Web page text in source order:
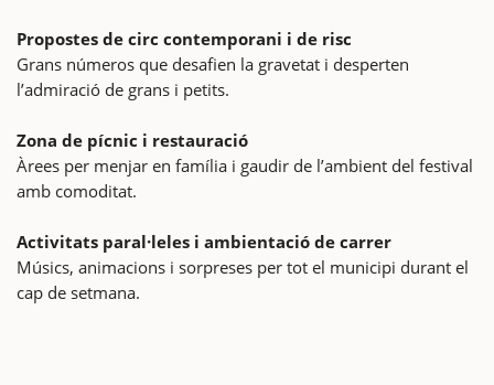
Propostes de circ contemporani i de risc
Grans números que desafien la gravetat i desperten
l’admiració de grans i petits.
Zona de pícnic i restauració
Àrees per menjar en família i gaudir de l’ambient del festival
amb comoditat.
Activitats paral·leles i ambientació de carrer
Músics, animacions i sorpreses per tot el municipi durant el
cap de setmana.